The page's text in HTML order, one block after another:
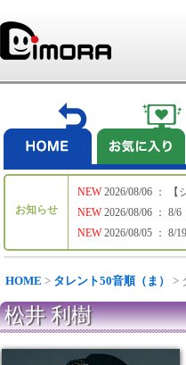
お知らせ
NEW
NEW
NEW
2026/08/06 ：
2026/08/06 ：
2026/08/05 ： 8/
HOME > タレント50音順（ま） >
松井 利樹